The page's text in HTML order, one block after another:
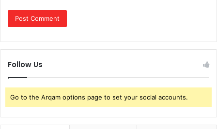
Follow Us
Go to the Arqam options page to set your social accounts.